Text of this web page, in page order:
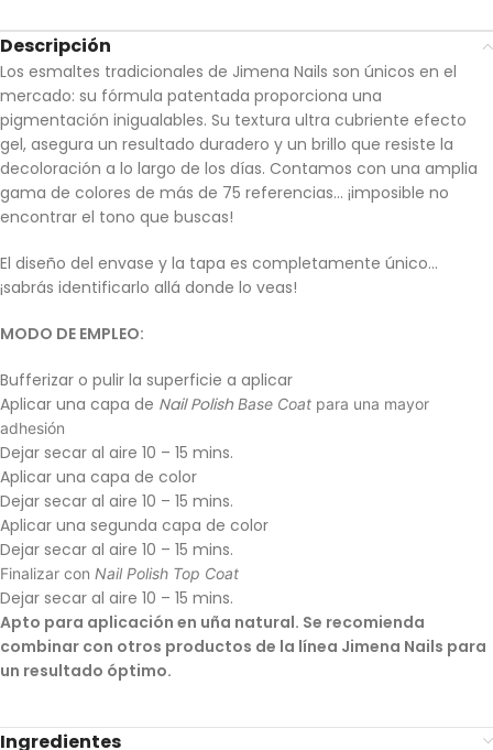
Descripción
Los esmaltes tradicionales de Jimena Nails son únicos en el
mercado: su fórmula patentada proporciona una
pigmentación inigualables. Su textura ultra cubriente efecto
gel, asegura un resultado duradero y un brillo que resiste la
decoloración a lo largo de los días. Contamos con una amplia
gama de colores de más de 75 referencias… ¡imposible no
encontrar el tono que buscas!
El diseño del envase y la tapa es completamente único…
¡sabrás identificarlo allá donde lo veas!
MODO DE EMPLEO:
Bufferizar o pulir la superficie a aplicar
Aplicar una capa de Nail Polish Base Coat para una mayor
adhesión
Dejar secar al aire 10 – 15 mins.
Aplicar una capa de color
Dejar secar al aire 10 – 15 mins.
Aplicar una segunda capa de color
Dejar secar al aire 10 – 15 mins.
Finalizar con Nail Polish Top Coat
Dejar secar al aire 10 – 15 mins.
Apto para aplicación en uña natural. Se recomienda
combinar con otros productos de la línea Jimena Nails para
un resultado óptimo.
Ingredientes